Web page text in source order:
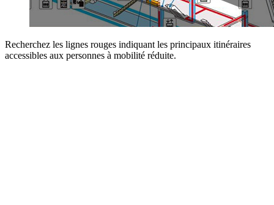
Recherchez les lignes rouges indiquant les principaux itinéraires
accessibles aux personnes à mobilité réduite.